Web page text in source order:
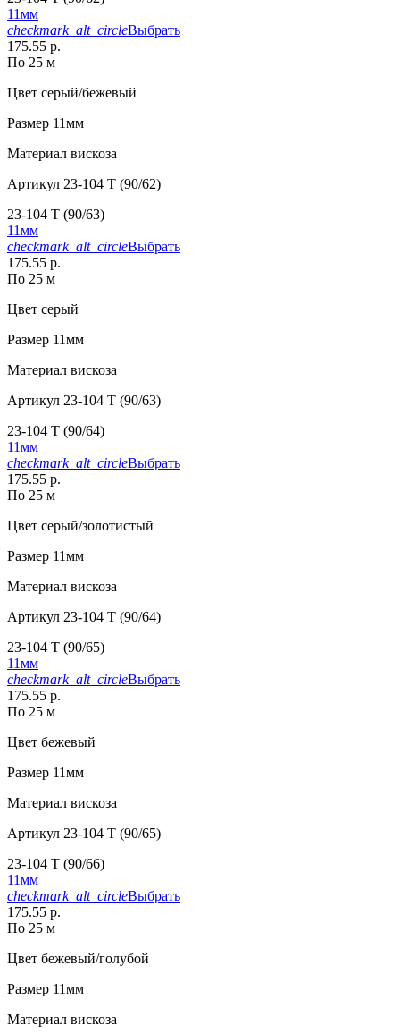
11мм
checkmark_alt_circleВыбрать
175.55 р.
По 25 м
Цвет серый/бежевый
Размер 11мм
Материал вискоза
Артикул 23-104 T (90/62)
23-104 T (90/63)
11мм
checkmark_alt_circleВыбрать
175.55 р.
По 25 м
Цвет серый
Размер 11мм
Материал вискоза
Артикул 23-104 T (90/63)
23-104 T (90/64)
11мм
checkmark_alt_circleВыбрать
175.55 р.
По 25 м
Цвет серый/золотистый
Размер 11мм
Материал вискоза
Артикул 23-104 T (90/64)
23-104 T (90/65)
11мм
checkmark_alt_circleВыбрать
175.55 р.
По 25 м
Цвет бежевый
Размер 11мм
Материал вискоза
Артикул 23-104 T (90/65)
23-104 T (90/66)
11мм
checkmark_alt_circleВыбрать
175.55 р.
По 25 м
Цвет бежевый/голубой
Размер 11мм
Материал вискоза